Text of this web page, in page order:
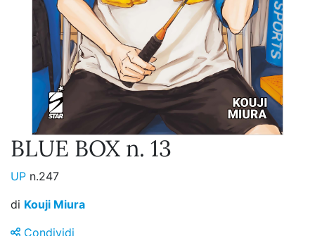
BLUE BOX n. 13
UP n.247
di Kouji Miura
Condividi